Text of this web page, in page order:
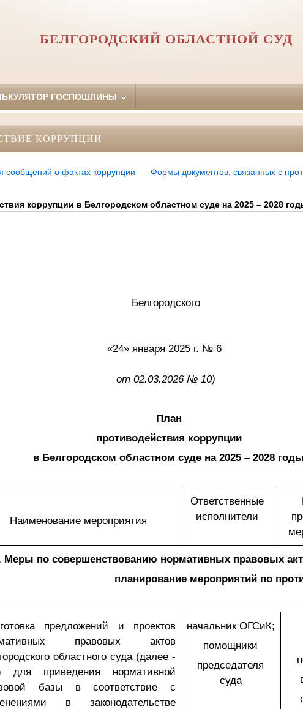
БЕЛГОРОДСКИЙ ОБЛАСТНОЙ СУД
ГОСПОШЛИНЫ
КОРРУПЦИИ
сообщений о фактах коррупции
Формы документов, связанных с
коррупции в Белгородском областном суде на 2025 – 2028
Белгородского
«24» января 2025 г. № 6
(в
от 02.03.2026 № 10)
План
противодействия коррупции
в Белгородском областном суде на 2025 – 2028 годы
Наименование мероприятия
Ответственные
исполнители
Меры по совершенствованию нормативных правовых
планирование мероприятий по
предложений и проектов
правовых актов
областного суда (далее -
для приведения нормативной
базы в соответствие с
в законодательстве
начальник ОГСиК;
помощники
председателя
суда